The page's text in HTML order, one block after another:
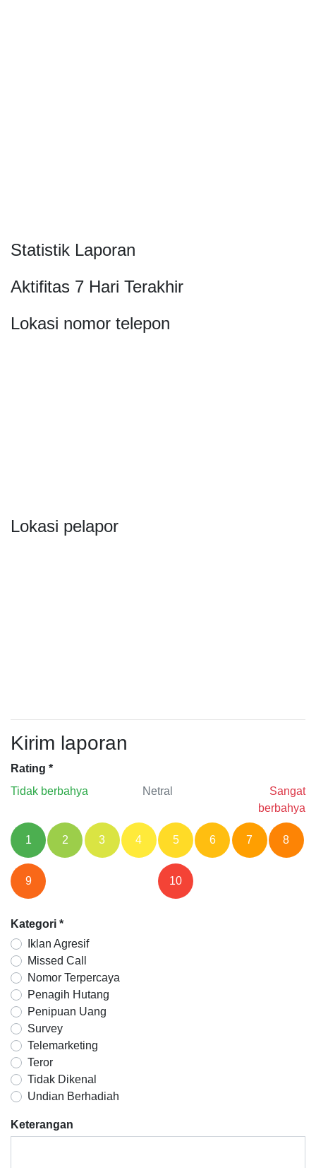
Statistik Laporan
Aktifitas 7 Hari Terakhir
Lokasi nomor telepon
Lokasi pelapor
Kirim laporan
Rating *
Tidak berbahya
Netral
Sangat
berbahya
1 2 3 4 5 6 7 8
9 10
Kategori *
Iklan Agresif
Missed Call
Nomor Terpercaya
Penagih Hutang
Penipuan Uang
Survey
Telemarketing
Teror
Tidak Dikenal
Undian Berhadiah
Keterangan